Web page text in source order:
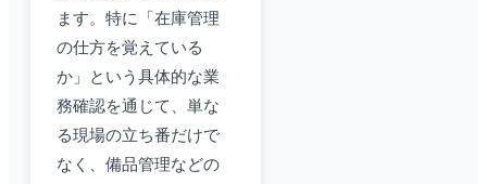
ます。特に「在庫管理
の仕方を覚えている
か」という具体的な業
務確認を通じて、単な
る現場の立ち番だけで
なく、備品管理などの